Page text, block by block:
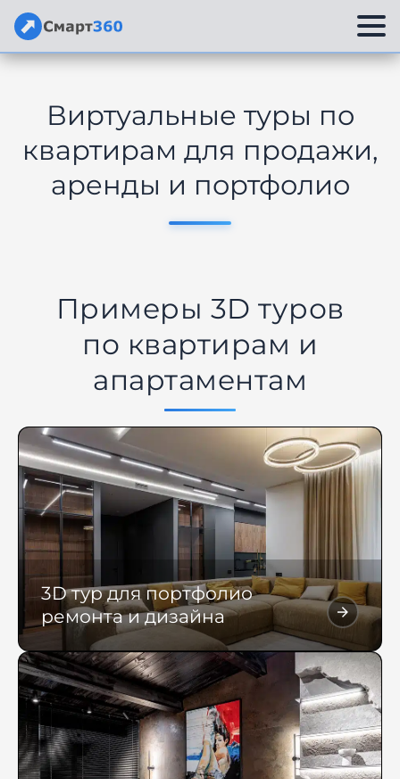
Перейти
содержимому
Виртуальные туры по
квартирам для продажи,
аренды и портфолио
Примеры 3D туров
по квартирам и
апартаментам
3D тур для портфолио
ремонта и дизайна